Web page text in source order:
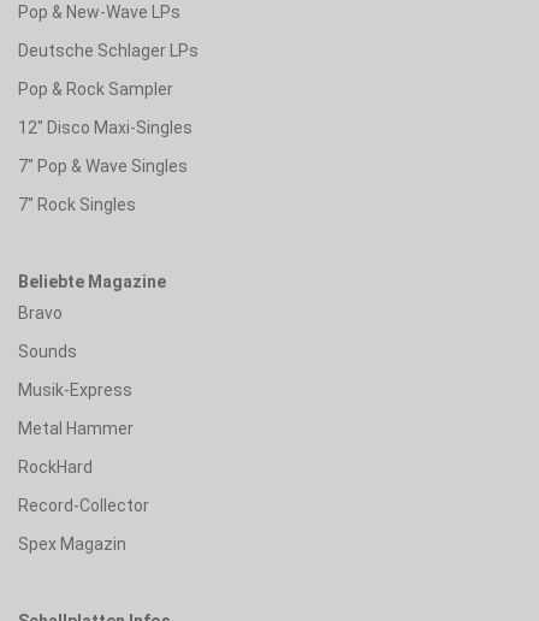
Pop & New-Wave LPs
Deutsche Schlager LPs
Pop & Rock Sampler
12" Disco Maxi-Singles
7" Pop & Wave Singles
7" Rock Singles
Beliebte Magazine
Bravo
Sounds
Musik-Express
Metal Hammer
RockHard
Record-Collector
Spex Magazin